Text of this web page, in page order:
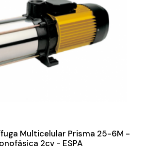
Multicelular Prisma 25-6M -
2cv - ESPA